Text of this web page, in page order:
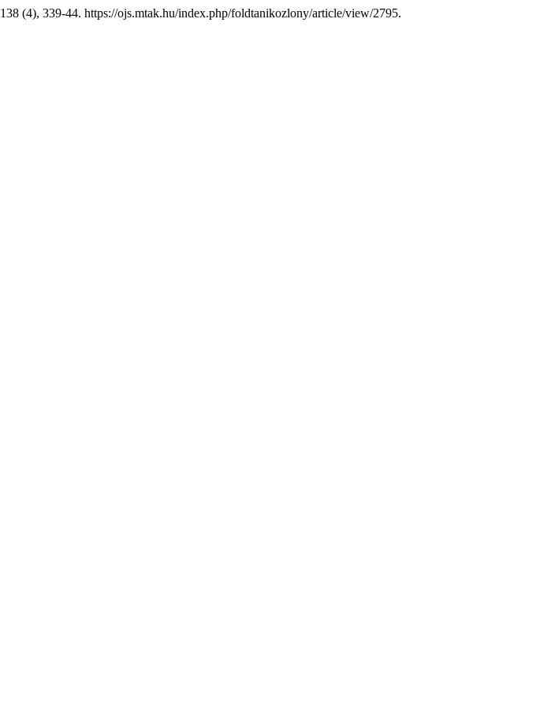
138 (4), 339-44. https://ojs.mtak.hu/index.php/foldtanikozlony/article/view/2795.